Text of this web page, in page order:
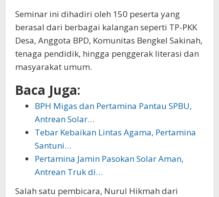
Seminar ini dihadiri oleh 150 peserta yang
berasal dari berbagai kalangan seperti TP-PKK
Desa, Anggota BPD, Komunitas Bengkel Sakinah,
tenaga pendidik, hingga penggerak literasi dan
masyarakat umum.
Baca Juga:
BPH Migas dan Pertamina Pantau SPBU,
Antrean Solar…
Tebar Kebaikan Lintas Agama, Pertamina
Santuni…
Pertamina Jamin Pasokan Solar Aman,
Antrean Truk di…
Salah satu pembicara, Nurul Hikmah dari